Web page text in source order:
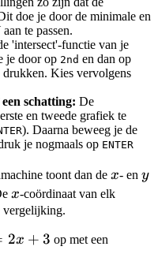
doe je door de minimale en
te passen.
'intersect'-functie van je
je door op 2nd en dan op
drukken. Kies vervolgens
schatting: De
en tweede grafiek te
). Daarna beweeg je de
je nogmaals op ENTER
toont dan de x
x- en y
y
x
x-coördinaat van elk
vergelijking.
2x + 3 op met een